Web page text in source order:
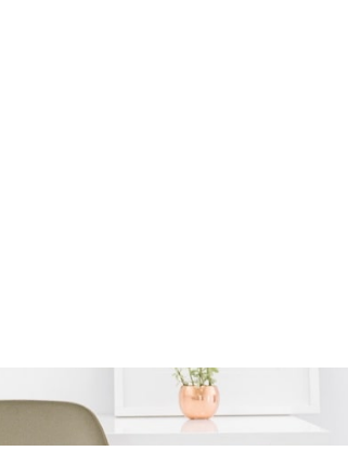
uw
met gemak